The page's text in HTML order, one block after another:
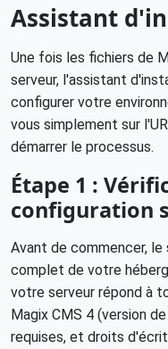
Assistant
Une fois les fichiers de
serveur, l'assistant
configurer votre
vous simplement sur
démarrer le processus.
Étape 1 :
configuration
Avant de commencer,
complet de votre
votre serveur répond à
Magix CMS 4 (version
requises, et droits